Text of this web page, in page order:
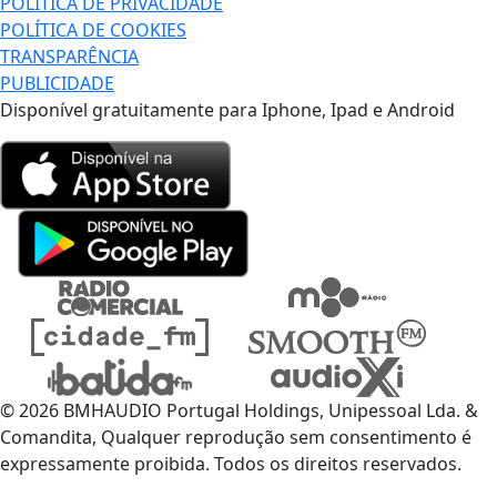
POLÍTICA DE COOKIES
TRANSPARÊNCIA
PUBLICIDADE
Disponível gratuitamente para Iphone, Ipad e Android
© 2026 BMHAUDIO Portugal Holdings, Unipessoal Lda. &
Comandita, Qualquer reprodução sem consentimento é
expressamente proibida. Todos os direitos reservados.